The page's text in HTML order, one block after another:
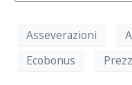
Asseverazioni
Ecobonus